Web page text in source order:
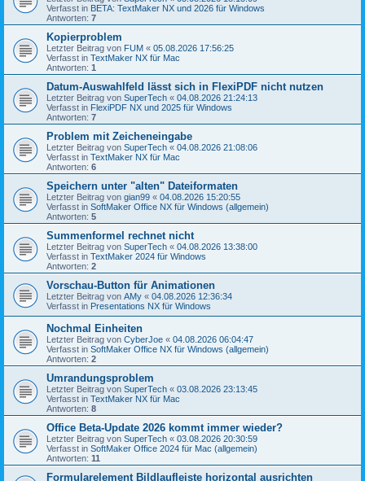
Verfasst in BETA: TextMaker NX und 2026 für Windows
Antworten: 7
Kopierproblem
Letzter Beitrag von FUM « 05.08.2026 17:56:25
Verfasst in TextMaker NX für Mac
Antworten: 1
Datum-Auswahlfeld lässt sich in FlexiPDF nicht nutzen
Letzter Beitrag von SuperTech « 04.08.2026 21:24:13
Verfasst in FlexiPDF NX und 2025 für Windows
Antworten: 7
Problem mit Zeicheneingabe
Letzter Beitrag von SuperTech « 04.08.2026 21:08:06
Verfasst in TextMaker NX für Mac
Antworten: 6
Speichern unter "alten" Dateiformaten
Letzter Beitrag von gian99 « 04.08.2026 15:20:55
Verfasst in SoftMaker Office NX für Windows (allgemein)
Antworten: 5
Summenformel rechnet nicht
Letzter Beitrag von SuperTech « 04.08.2026 13:38:00
Verfasst in TextMaker 2024 für Windows
Antworten: 2
Vorschau-Button für Animationen
Letzter Beitrag von AMy « 04.08.2026 12:36:34
Verfasst in Presentations NX für Windows
Nochmal Einheiten
Letzter Beitrag von CyberJoe « 04.08.2026 06:04:47
Verfasst in SoftMaker Office NX für Windows (allgemein)
Antworten: 2
Umrandungsproblem
Letzter Beitrag von SuperTech « 03.08.2026 23:13:45
Verfasst in TextMaker NX für Mac
Antworten: 8
Office Beta-Update 2026 kommt immer wieder?
Letzter Beitrag von SuperTech « 03.08.2026 20:30:59
Verfasst in SoftMaker Office 2024 für Mac (allgemein)
Antworten: 11
Formularelement Bildlaufleiste horizontal ausrichten